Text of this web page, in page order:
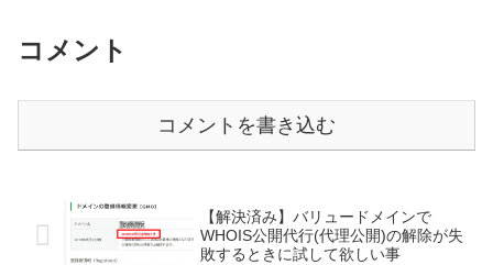
コメント
コメントを書き込む
【解決済み】バリュードメインで
WHOIS公開代行(代理公開)の解除が失
敗するときに試して欲しい事